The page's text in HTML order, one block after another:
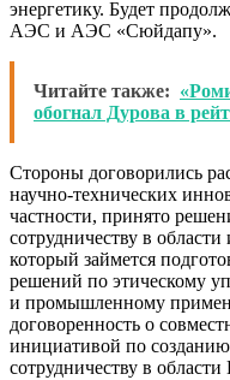
энергетику. Будет
АЭС и АЭС «Сюйдапу».
Читайте также:
обогнал Дурова в
Стороны договорились
научно-технических
частности, принято
сотрудничеству в
который займется
решений по этическому
и промышленному
договоренность о
инициативой по
сотрудничеству в